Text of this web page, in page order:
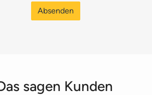
Absenden
sagen Kunden